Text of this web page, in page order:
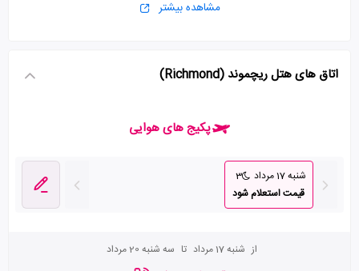
مشاهده بیشتر
اتاق های هتل ریچموند (Richmond)
پکیج های هوایی
شنبه 17 مرداد
3
قیمت استعلام شود
از شنبه 17 مرداد تا سه شنبه 20 مرداد